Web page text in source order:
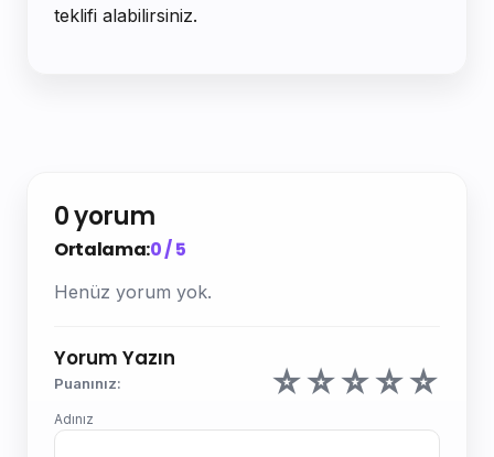
teklifi alabilirsiniz.
0 yorum
Ortalama:0 / 5
Henüz yorum yok.
Yorum Yazın
Puanınız: ☆☆☆☆☆
Adınız